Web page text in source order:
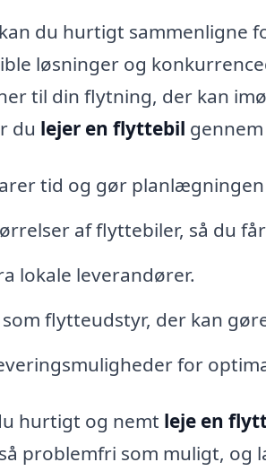
du hurtigt sammenligne
løsninger og
til din flytning, der kan
du lejer en flyttebil
tid og gør
af flyttebiler, så du
lokale leverandører.
flytteudstyr, der kan
for
hurtigt og nemt leje en
problemfri som muligt, og